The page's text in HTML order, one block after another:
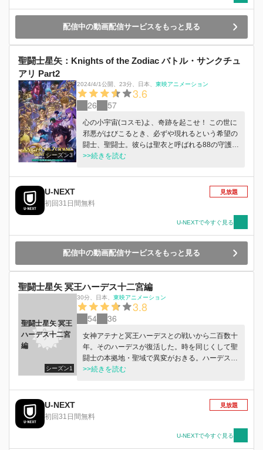
配信中の動画配信サービスをもっと見る
聖闘士星矢：Knights of the Zodiac バトル・サンクチュ
アリ Part2
シーズン3
2024/4/1公開 23分 日本 東映アニメーション
3.6
26 57
心の小宇宙(コスモ)よ、奇跡を起こせ！ この世に
邪悪がはびこるとき、必ずや現れるという希望の
闘士、聖闘士。彼らは聖衣と呼ばれる88の守護星
座の防具をまとい、数百年に一度降誕する女神ア
殺しの矢がアテナの心臓を貫くまで残された時間
はあと５時間。アテナを救えるのは聖域の頂上に
鎮座する教皇のみ。だが星矢たち４人の青銅聖闘
れた十二の宮を突破しなければならない。教皇の
間まで待ち受ける宮はあと５つ。星矢たちは立ち
教皇の間へと到達できるのか。
>>続きを読む
U-NEXT
初回31日間無料
見放題
U-NEXTで今すぐ見る
配信中の動画配信サービスをもっと見る
聖闘士星矢 冥王ハーデス十二宮編
シーズン1
聖闘士星矢 冥王
ハーデス十二宮
編
30分 日本 東映アニメーション
3.8
54 36
女神アテナと冥王ハーデスとの戦いから二百数十
年。そのハーデスが復活した。時を同じくして聖
闘士の本拠地・聖域で異変がおきる。ハーデスの
配下がアテナの命を狙い襲いかかってきたのだ。
聖闘士たちだった！
>>続きを読む
U-NEXT
初回31日間無料
見放題
U-NEXTで今すぐ見る